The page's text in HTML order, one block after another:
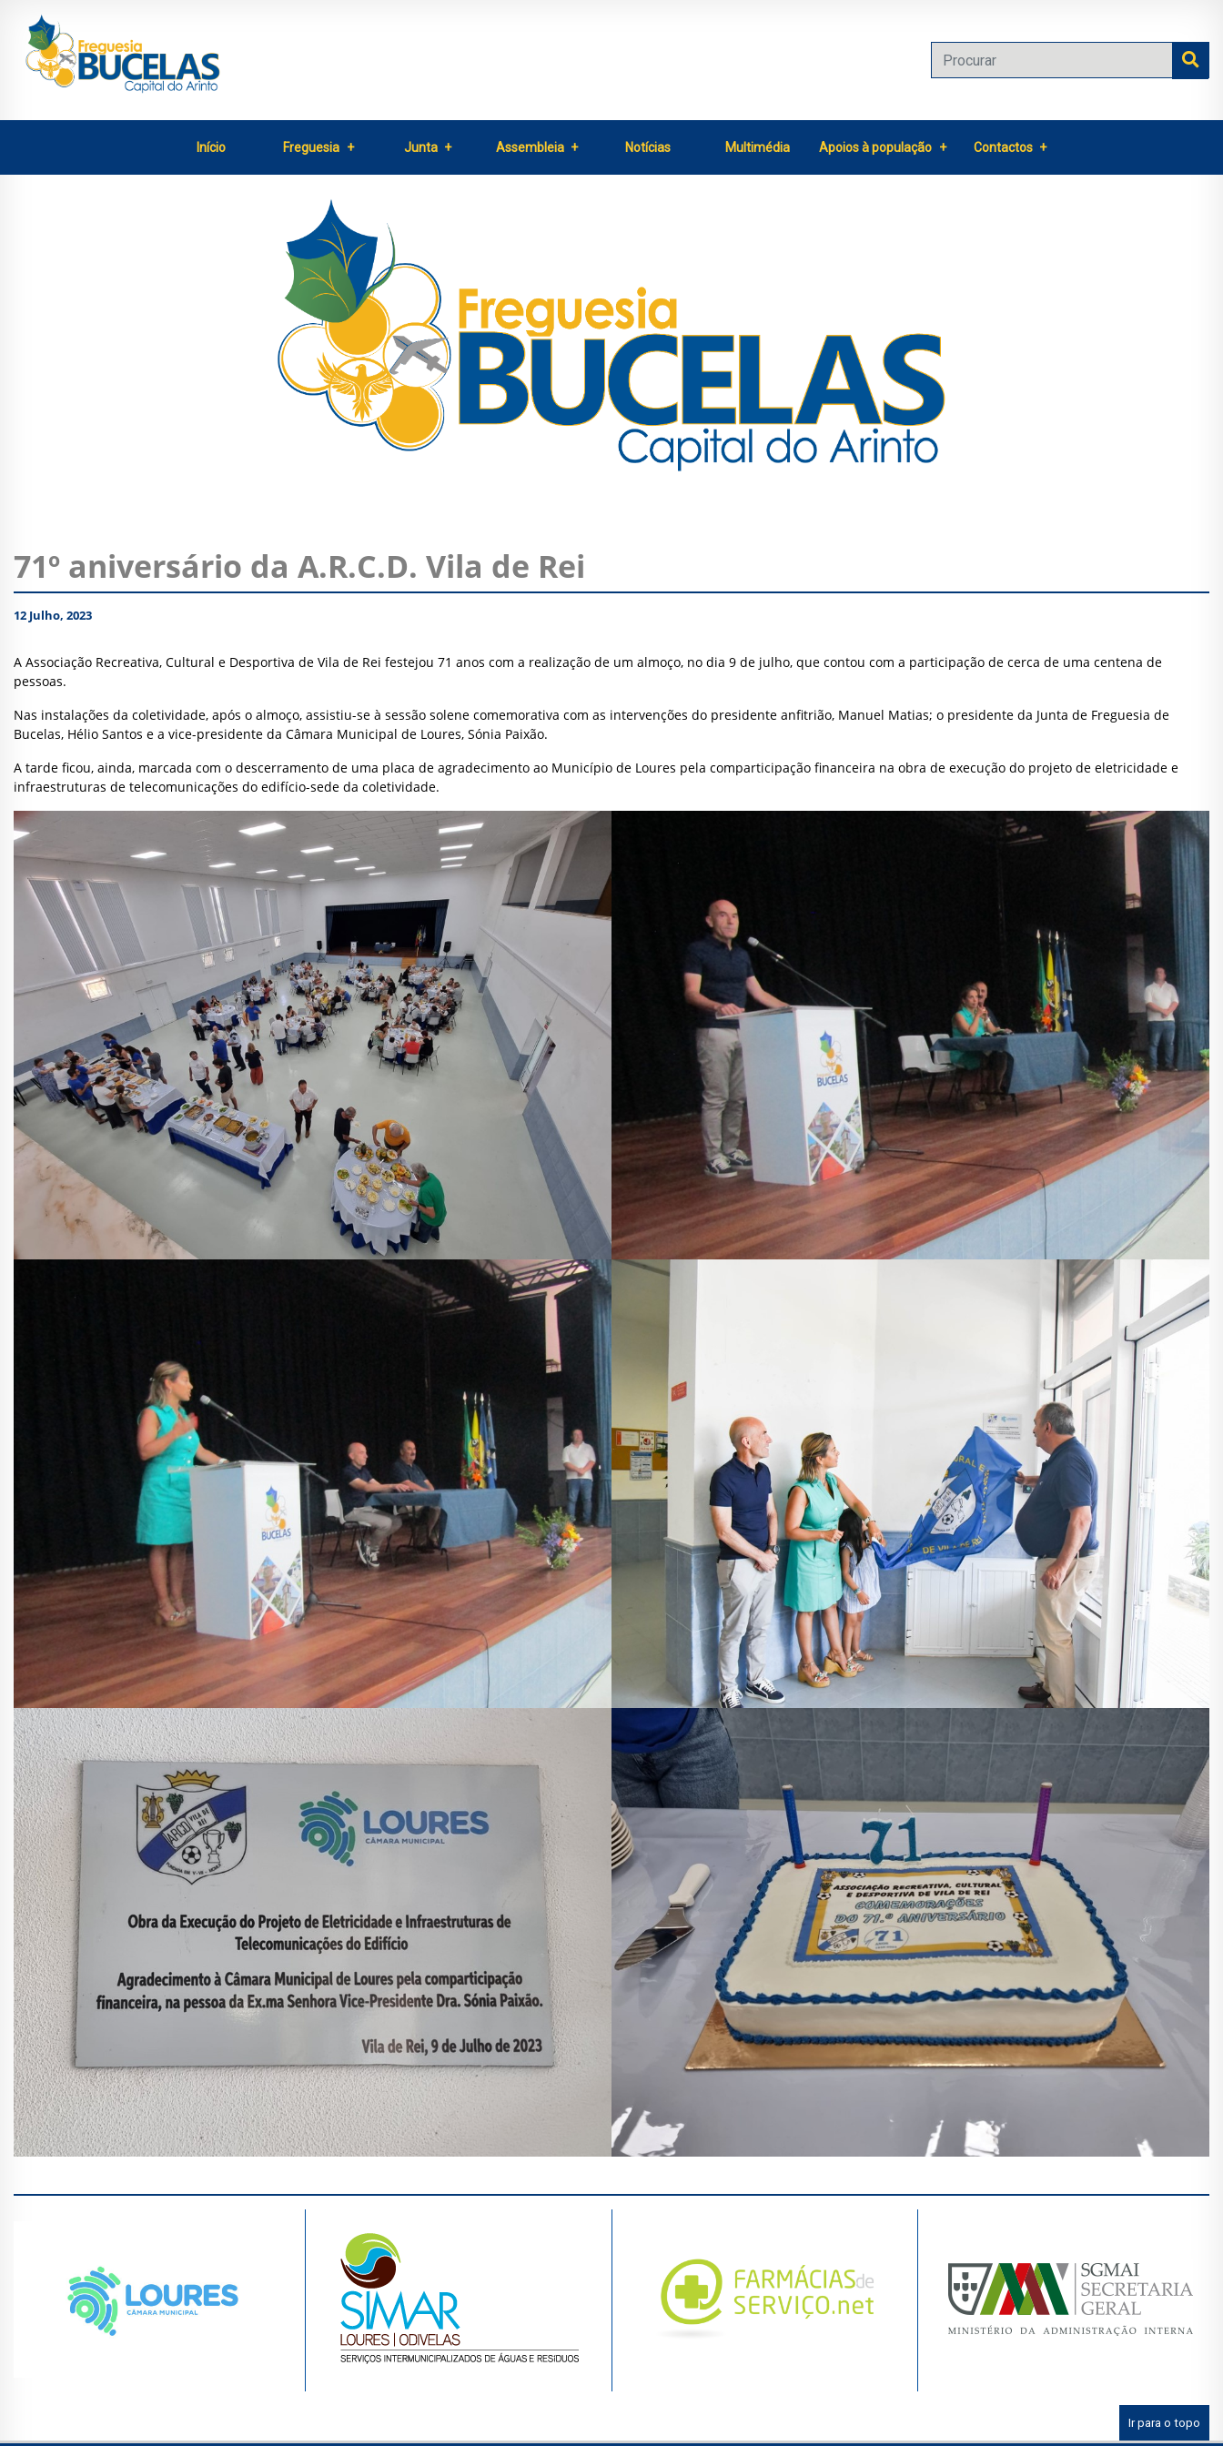
Início Freguesia Junta Assembleia Notícias Multimédia Apoios à população Contactos
71º aniversário da A.R.C.D. Vila de Rei
12 Julho, 2023
A Associação Recreativa, Cultural e Desportiva de Vila de Rei festejou 71 anos com a realização de um almoço, no dia 9 de julho, que contou com a participação de cerca de uma centena de
pessoas.
Nas instalações da coletividade, após o almoço, assistiu-se à sessão solene comemorativa com as intervenções do presidente anfitrião, Manuel Matias; o presidente da Junta de Freguesia de
Bucelas, Hélio Santos e a vice-presidente da Câmara Municipal de Loures, Sónia Paixão.
A tarde ficou, ainda, marcada com o descerramento de uma placa de agradecimento ao Município de Loures pela comparticipação financeira na obra de execução do projeto de eletricidade e
infraestruturas de telecomunicações do edifício-sede da coletividade.
Ir para o topo